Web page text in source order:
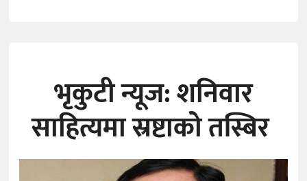
भृकुटी न्यूज: शनिवार
साहित्यमा स्रष्टाको तस्बिर